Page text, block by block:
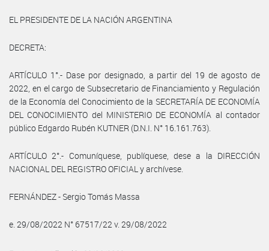
EL PRESIDENTE DE LA NACIÓN ARGENTINA
DECRETA:
ARTÍCULO 1°.- Dase por designado, a partir del 19 de agosto de
2022, en el cargo de Subsecretario de Financiamiento y Regulación
de la Economía del Conocimiento de la SECRETARÍA DE ECONOMÍA
DEL CONOCIMIENTO del MINISTERIO DE ECONOMÍA al contador
público Edgardo Rubén KUTNER (D.N.I. N° 16.161.763).
ARTÍCULO 2°.- Comuníquese, publíquese, dese a la DIRECCIÓN
NACIONAL DEL REGISTRO OFICIAL y archívese.
FERNÁNDEZ - Sergio Tomás Massa
e. 29/08/2022 N° 67517/22 v. 29/08/2022